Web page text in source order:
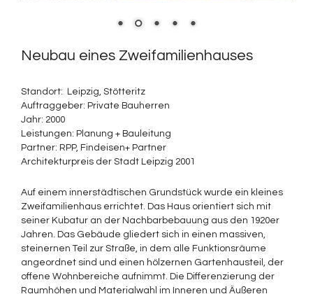
Neubau eines Zweifamilienhauses
Standort: Leipzig, Stötteritz
Auftraggeber: Private Bauherren
Jahr: 2000
Leistungen: Planung + Bauleitung
Partner: RPP, Findeisen+ Partner
Architekturpreis der Stadt Leipzig 2001
Auf einem innerstädtischen Grundstück wurde ein kleines
Zweifamilienhaus errichtet. Das Haus orientiert sich mit
seiner Kubatur an der Nachbarbebauung aus den 1920er
Jahren. Das Gebäude gliedert sich in einen massiven,
steinernen Teil zur Straße, in dem alle Funktionsräume
angeordnet sind und einen hölzernen Gartenhausteil, der
offene Wohnbereiche aufnimmt. Die Differenzierung der
Raumhöhen und Materialwahl im Inneren und Äußeren